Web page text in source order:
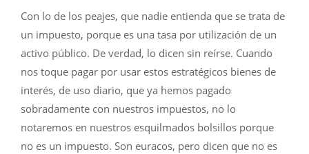
Con lo de los peajes, que nadie entienda que se trata de
un impuesto, porque es una tasa por utilización de un
activo público. De verdad, lo dicen sin reírse. Cuando
nos toque pagar por usar estos estratégicos bienes de
interés, de uso diario, que ya hemos pagado
sobradamente con nuestros impuestos, no lo
notaremos en nuestros esquilmados bolsillos porque
no es un impuesto. Son euracos, pero dicen que no es